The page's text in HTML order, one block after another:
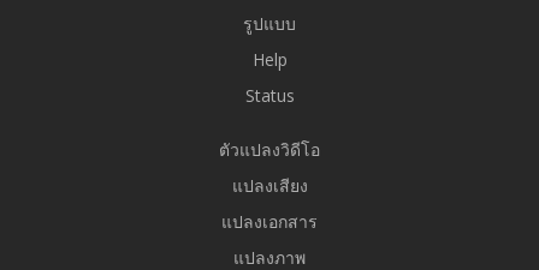
รูปแบบ
Help
Status
ตัวแปลงวิดีโอ
แปลงเสียง
แปลงเอกสาร
แปลงภาพ